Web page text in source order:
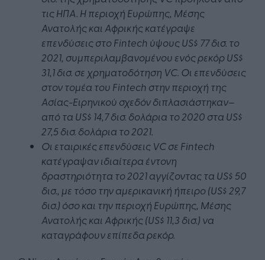
τις ΗΠΑ. Η περιοχή Ευρώπης, Μέσης
Ανατολής και Αφρικής κατέγραψε
επενδύσεις στο Fintech ύψους US$ 77 δισ. το
2021, συμπεριλαμβανομένου ενός ρεκόρ US$
31,1 δισ. σε χρηματοδότηση VC. Οι επενδύσεις
στον τομέα του Fintech στην περιοχή της
Ασίας-Ειρηνικού σχεδόν διπλασιάστηκαν–
από τα US$ 14,7 δισ. δολάρια το 2020 στα US$
27,5 δισ. δολάρια το 2021.
Οι εταιρικές επενδύσεις VC σε Fintech
κατέγραψαν ιδιαίτερα έντονη
δραστηριότητα το 2021 αγγίζοντας τα US$ 50
δισ., με τόσο την αμερικανική ήπειρο (US$ 29,7
δισ.) όσο και την περιοχή Ευρώπης, Μέσης
Ανατολής και Αφρικής (US$ 11,3 δισ.) να
καταγράφουν επίπεδα ρεκόρ.